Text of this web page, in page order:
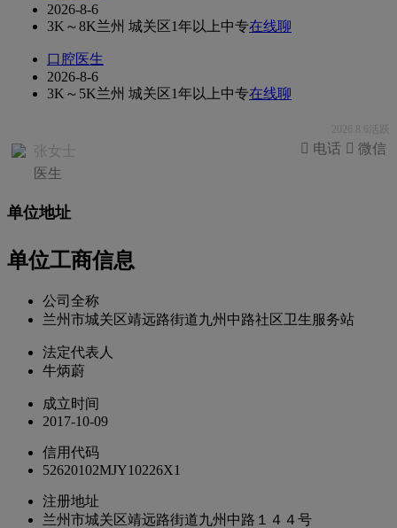
2026-8-6
3K～8K兰州 城关区1年以上中专在线聊
口腔医生
2026-8-6
3K～5K兰州 城关区1年以上中专在线聊
2026.8.6活跃
张女士
医生
 微信
 电话
单位地址
单位工商信息
公司全称
兰州市城关区靖远路街道九州中路社区卫生服务站
法定代表人
牛炳蔚
成立时间
2017-10-09
信用代码
52620102MJY10226X1
注册地址
兰州市城关区靖远路街道九州中路１４４号